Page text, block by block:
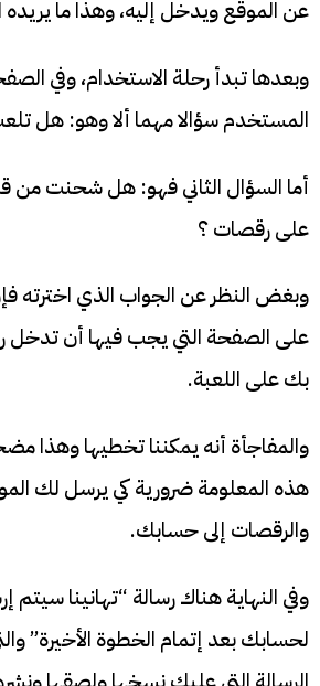
عن الموقع ويدخل إليه، وهذا ما
وبعدها تبدأ رحلة الاستخدام، وفي
المستخدم سؤالا مهما ألا وهو: هل
أما السؤال الثاني فهو: هل شحنت
على رقصات ؟
وبغض النظر عن الجواب الذي اخترته
على الصفحة التي يجب فيها أن تدخل
بك على اللعبة.
والمفاجأة أنه يمكننا تخطيها وهذا
هذه المعلومة ضرورية كي يرسل لك
والرقصات إلى حسابك.
وفي النهاية هناك رسالة “تهانينا سيتم
لحسابك بعد إتمام الخطوة الأخيرة”